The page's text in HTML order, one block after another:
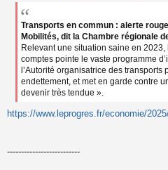
Transports en commun : alerte
Mobilités, dit la Chambre régionale
Relevant une situation saine en
comptes pointe le vaste programme
l’Autorité organisatrice des transports
endettement, et met en garde contre
devenir très tendue ».
https://www.leprogres.fr/economie/
--------------------------